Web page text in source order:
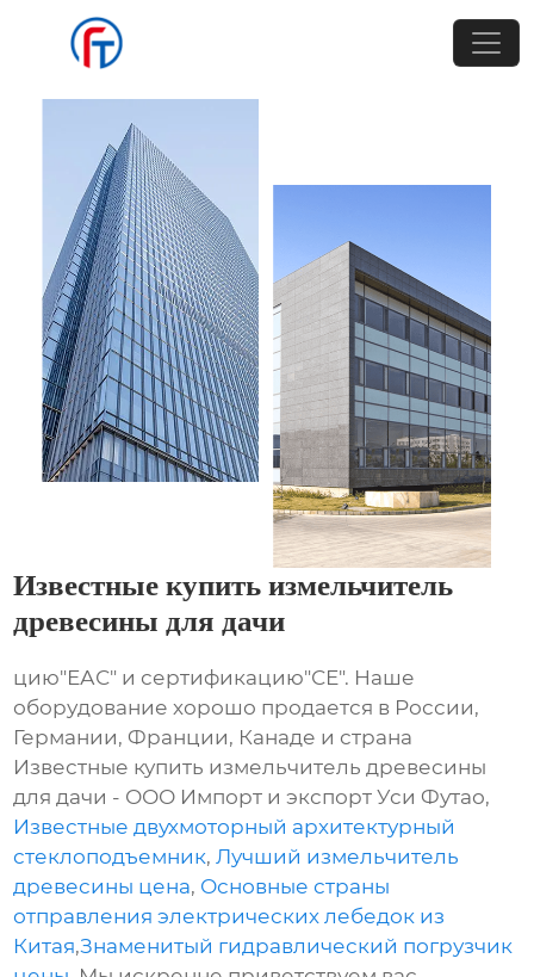
Известные купить измельчитель
древесины для дачи
цию"ЕАС" и сертификацию"СЕ". Наше
оборудование хорошо продается в России,
Германии, Франции, Канаде и страна
Известные купить измельчитель древесины
для дачи - ООО Импорт и экспорт Уси Футао,
Известные двухмоторный архитектурный
стеклоподъемник, Лучший измельчитель
древесины цена, Основные страны
отправления электрических лебедок из
Китая,Знаменитый гидравлический погрузчик